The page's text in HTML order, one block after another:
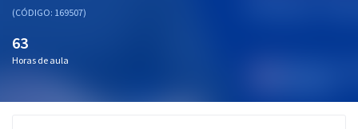
Aprovados
Atendimento
(CÓDIGO: 169507)
63
Horas de aula